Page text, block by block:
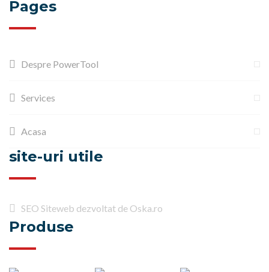
Pages
Despre PowerTool
Services
Acasa
site-uri utile
SEO Siteweb dezvoltat de Oska.ro
Produse